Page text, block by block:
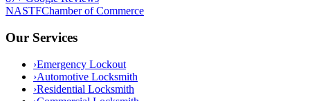
NASTFChamber of Commerce
Our Services
›Emergency Lockout
›Automotive Locksmith
›Residential Locksmith